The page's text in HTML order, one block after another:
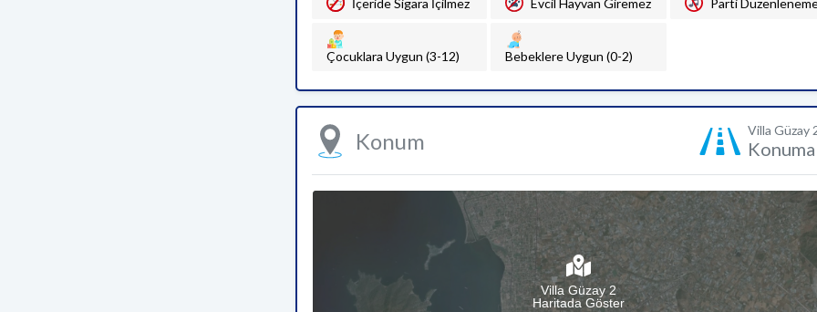
Çocuklara Uygun (3-12) Bebeklere Uygun (0-2)
Konum Villa Güzay
Villa Güzay 2
Haritada Göster